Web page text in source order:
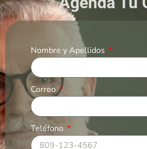
Nombre y Apellidos
Correo
Teléfono